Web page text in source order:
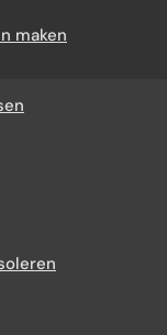
maken